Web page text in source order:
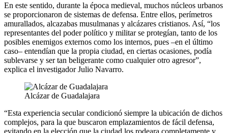
En este sentido, durante la época medieval, muchos núcleos urbanos
se proporcionaron de sistemas de defensa. Entre ellos, perímetros
amurallados, alcazabas musulmanas y alcázares cristianos. Así, “los
representantes del poder político y militar se protegían, tanto de los
posibles enemigos externos como los internos, pues –en el último
caso– entendían que la propia ciudad, en ciertas ocasiones, podía
sublevarse y ser tan beligerante como cualquier otro agresor”,
explica el investigador Julio Navarro.
Alcázar de Guadalajara
“Esta experiencia secular condicionó siempre la ubicación de dichos
complejos, para la que buscaron emplazamientos de fácil defensa,
evitando en la elección que la ciudad los rodeara completamente y